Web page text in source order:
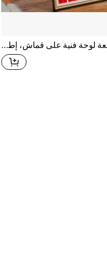
1 قطعة لوحة فنية على قماش، إطار من الخشب الصلب، 40*50 سم، نمط النمر، أسلوب السبعينات، ملصق ملهم، فن جمالي، جدارية حمراء، طباعة فنية عصرية، ملصق عتيق، فن، ملصق عتيق، لوحة ديكور غرفة المعيشة، هدية عيد ميلاد وتخرج